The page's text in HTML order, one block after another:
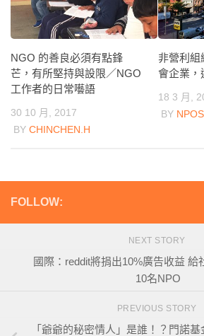
NGO 的善良必須有點鋒
芒，有所堅持與設限／NGO
工作者的日常囈語
30 10 月, 2017
BY CHINCHEN.H
非營利組
會企業，
18 3 月,
BY
FOLLOW:
NEXT STORY
國際：reddit將捐出10%廣告收益 給
10名NPO
PREVIOUS STORY
「爺爺的秘密情人」是誰！？門諾